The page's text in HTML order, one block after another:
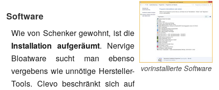
vorinstallierte Software
Software
Wie von Schenker gewohnt, ist die
Installation aufgeräumt. Nervige
Bloatware sucht man ebenso
vergebens wie unnötige Hersteller-
Tools. Clevo beschränkt sich auf